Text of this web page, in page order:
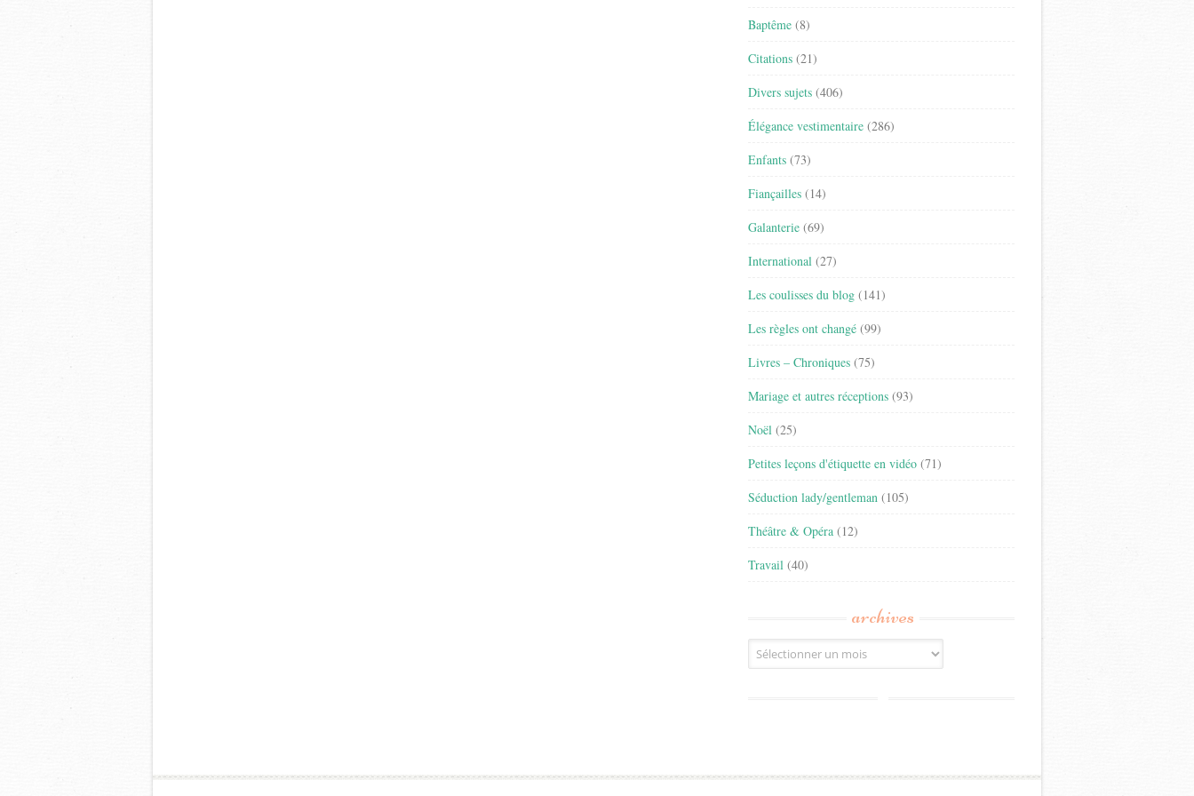
Baptême (8)
Citations (21)
Divers sujets (406)
Élégance vestimentaire (286)
Enfants (73)
Fiançailles (14)
Galanterie (69)
International (27)
Les coulisses du blog (141)
Les règles ont changé (99)
Livres – Chroniques (75)
Mariage et autres réceptions (93)
Noël (25)
Petites leçons d'étiquette en vidéo (71)
Séduction lady/gentleman (105)
Théâtre & Opéra (12)
Travail (40)
archives
Archives